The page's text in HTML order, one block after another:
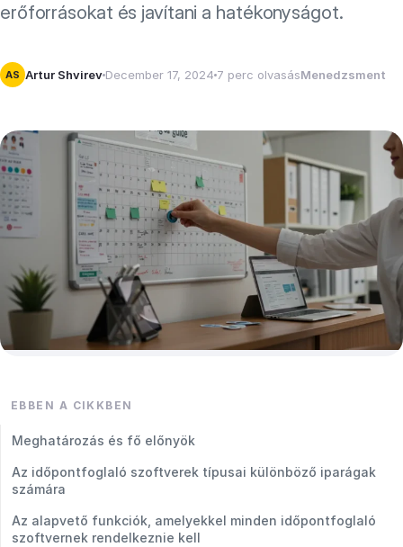
erőforrásokat és javítani a hatékonyságot.
AS Artur Shvirev December 17, 2024 7 perc olvasásMenedzsment
EBBEN A CIKKBEN
Meghatározás és fő előnyök
Az időpontfoglaló szoftverek típusai különböző iparágak
számára
Az alapvető funkciók, amelyekkel minden időpontfoglaló
szoftvernek rendelkeznie kell